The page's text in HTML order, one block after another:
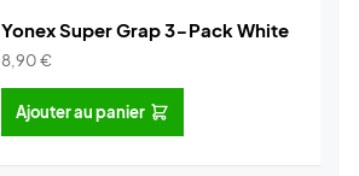
Yonex Super Grap 3-Pack White
8,90€
Ajouter au panier